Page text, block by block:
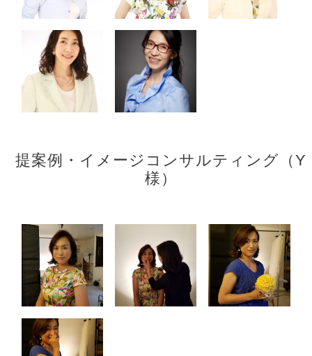
提案例・イメージコンサルティング（Y
様）